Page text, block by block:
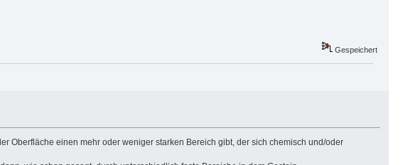
Gespeichert
Oberfläche einen mehr oder weniger starken Bereich gibt, der sich chemisch und/oder